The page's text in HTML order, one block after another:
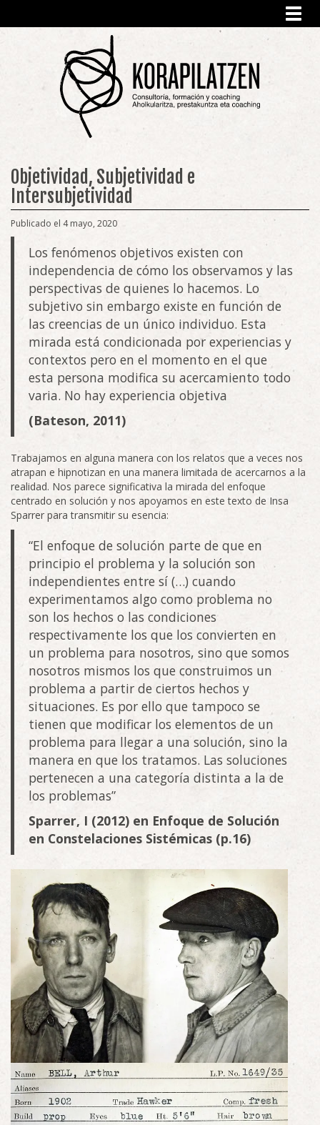
Objetividad, Subjetividad e
Intersubjetividad
Publicado el 4 mayo, 2020
Los fenómenos objetivos existen con
independencia de cómo los observamos y las
perspectivas de quienes lo hacemos. Lo
subjetivo sin embargo existe en función de
las creencias de un único individuo. Esta
mirada está condicionada por experiencias y
contextos pero en el momento en el que
esta persona modifica su acercamiento todo
varia. No hay experiencia objetiva
(Bateson, 2011)
Trabajamos en alguna manera con los relatos que a veces nos
atrapan e hipnotizan en una manera limitada de acercarnos a la
realidad. Nos parece significativa la mirada del enfoque
centrado en solución y nos apoyamos en este texto de Insa
Sparrer para transmitir su esencia:
“El enfoque de solución parte de que en
principio el problema y la solución son
independientes entre sí (…) cuando
experimentamos algo como problema no
son los hechos o las condiciones
respectivamente los que los convierten en
un problema para nosotros, sino que somos
nosotros mismos los que construimos un
problema a partir de ciertos hechos y
situaciones. Es por ello que tampoco se
tienen que modificar los elementos de un
problema para llegar a una solución, sino la
manera en que los tratamos. Las soluciones
pertenecen a una categoría distinta a la de
los problemas”
Sparrer, I (2012) en Enfoque de Solución
en Constelaciones Sistémicas (p.16)